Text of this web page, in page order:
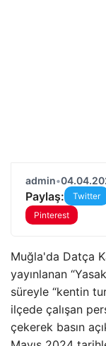
admin•
Paylaş: Twitter
Pinterest
Muğla'da Datça
yayınlanan
süreyle “kentin
ilçede çalışan
çekerek basın